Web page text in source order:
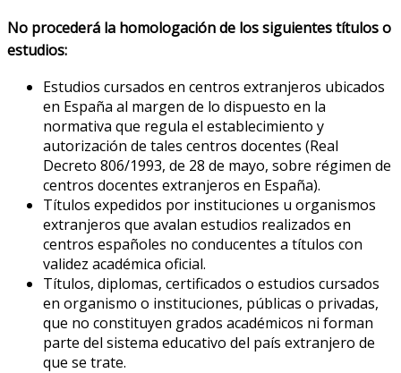
No procederá la homologación de los siguientes títulos o
estudios:
Estudios cursados en centros extranjeros ubicados
en España al margen de lo dispuesto en la
normativa que regula el establecimiento y
autorización de tales centros docentes (Real
Decreto 806/1993, de 28 de mayo, sobre régimen de
centros docentes extranjeros en España).
Títulos expedidos por instituciones u organismos
extranjeros que avalan estudios realizados en
centros españoles no conducentes a títulos con
validez académica oficial.
Títulos, diplomas, certificados o estudios cursados
en organismo o instituciones, públicas o privadas,
que no constituyen grados académicos ni forman
parte del sistema educativo del país extranjero de
que se trate.